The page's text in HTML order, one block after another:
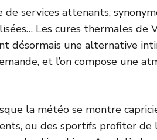
services attenants,
Les cures thermales de
désormais une alternative
et l’on compose une
la météo se montre
ou des sportifs profiter